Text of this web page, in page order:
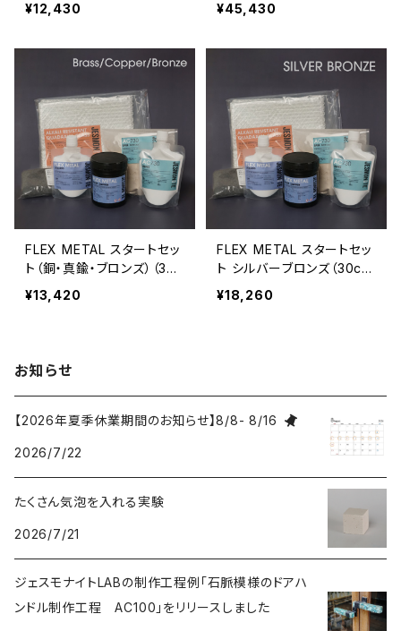
¥12,430
¥45,430
FLEX METAL スタートセッ
ト（銅・真鍮・ブロンズ）（30c
m×40cmパネル1枚分）
¥13,420
FLEX METAL スタートセッ
ト シルバーブロンズ（30cm
×40cmパネル1枚分）
¥18,260
お知らせ
【2026年夏季休業期間のお知らせ】8/8- 8/16
2026/7/22
たくさん気泡を入れる実験
2026/7/21
ジェスモナイトLABの制作工程例「石脈模様のドアハ
ンドル制作工程 AC100」をリリースしました